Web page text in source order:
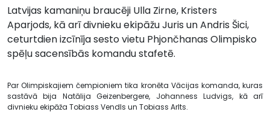
Latvijas kamaniņu braucēji Ulla Zirne, Kristers
Aparjods, kā arī divnieku ekipāžu Juris un Andris Šici,
ceturtdien izcīnīja sesto vietu Phjončhanas Olimpisko
spēļu sacensībās komandu stafetē.
Par Olimpiskajiem čempioniem tika kronēta Vācijas komanda, kuras
sastāvā bija Natālija Geizenbergere, Johanness Ludvigs, kā arī
divnieku ekipāža Tobiass Vendls un Tobiass Arlts.